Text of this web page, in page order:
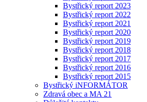
Bystřický report 2023
Bystřický report 2022
Bystřický report 2021
Bystřický report 2020
Bystřický report 2019
Bystřický report 2018
Bystřický report 2017
Bystřický report 2016
Bystřický report 2015
Bystřický iNFORMÁTOR
Zdravá obec a MA 21